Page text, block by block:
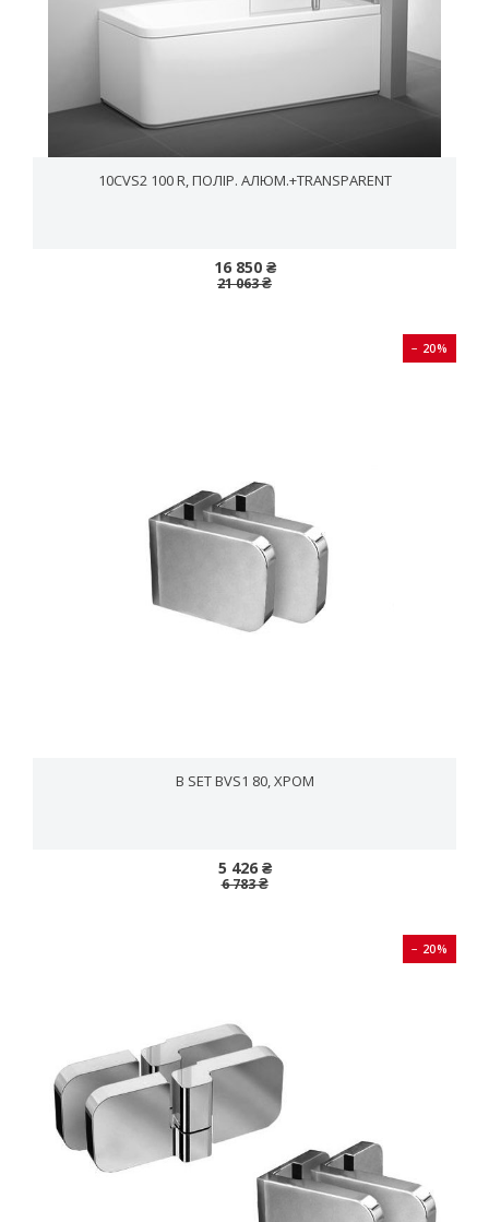
10CVS2 100 R, ПОЛІР. АЛЮМ.+TRANSPARENT
16 850 ₴
21 063 ₴
− 20%
B SET BVS1 80, ХРОМ
5 426 ₴
6 783 ₴
− 20%